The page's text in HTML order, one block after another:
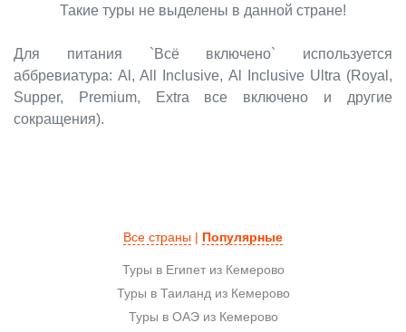
Такие туры не выделены в данной стране!
Для питания `Всё включено` используется
аббревиатура: Al, All Inclusive, Al Inclusive Ultra (Royal,
Supper, Premium, Extra все включено и другие
сокращения).
Все страны | Популярные
Туры в Египет из Кемерово
Туры в Таиланд из Кемерово
Туры в ОАЭ из Кемерово